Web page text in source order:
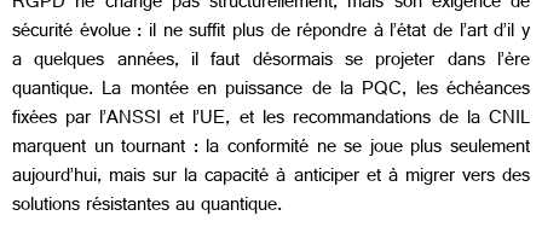
sécurité évolue : il ne suffit plus de répondre à l’état de l’art d’il y
a quelques années, il faut désormais se projeter dans l’ère
quantique. La montée en puissance de la PQC, les échéances
fixées par l’ANSSI et l’UE, et les recommandations de la CNIL
marquent un tournant : la conformité ne se joue plus seulement
aujourd’hui, mais sur la capacité à anticiper et à migrer vers des
solutions résistantes au quantique.